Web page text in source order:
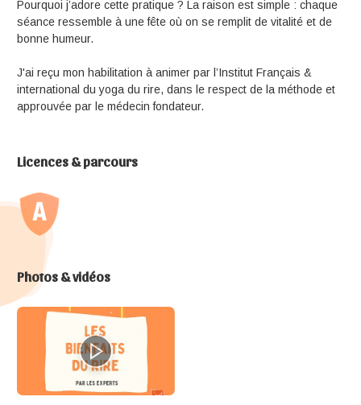
Pourquoi j’adore cette pratique ? La raison est simple : chaque
séance ressemble à une fête où on se remplit de vitalité et de
bonne humeur.
J'ai reçu mon habilitation à animer par l’Institut Français &
international du yoga du rire, dans le respect de la méthode et
approuvée par le médecin fondateur.
Licences & parcours
Photos & vidéos